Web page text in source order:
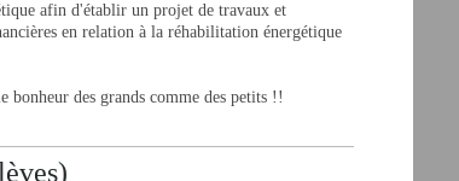
afin d'établir un projet de travaux et
en relation à la réhabilitation énergétique
bonheur des grands comme des petits !!